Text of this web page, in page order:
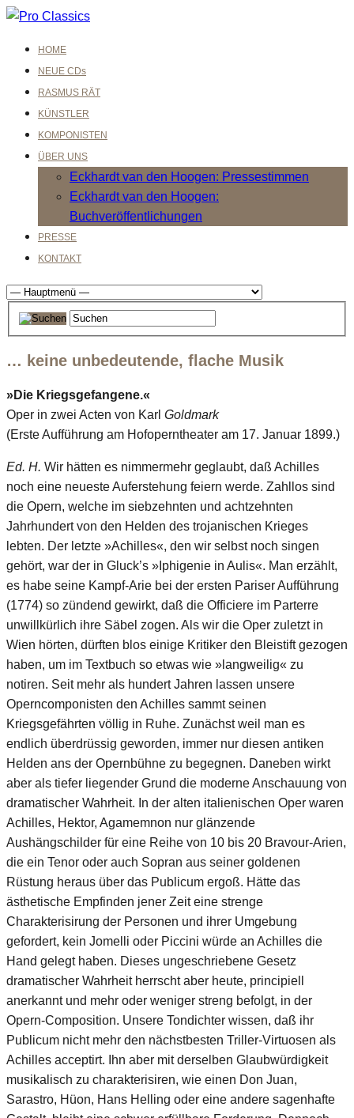
HOME
NEUE CDs
RASMUS RÄT
KÜNSTLER
KOMPONISTEN
ÜBER UNS
Eckhardt van den Hoogen: Pressestimmen
Eckhardt van den Hoogen:
Buchveröffentlichungen
PRESSE
KONTAKT
… keine unbedeutende, flache Musik
»Die Kriegsgefangene.«
Oper in zwei Acten von Karl Goldmark
(Erste Aufführung am Hofoperntheater am 17. Januar 1899.)
Ed. H. Wir hätten es nimmermehr geglaubt, daß Achilles
noch eine neueste Auferstehung feiern werde. Zahllos sind
die Opern, welche im siebzehnten und achtzehnten
Jahrhundert von den Helden des trojanischen Krieges
lebten. Der letzte »Achilles«, den wir selbst noch singen
gehört, war der in Gluck’s »Iphigenie in Aulis«. Man erzählt,
es habe seine Kampf-Arie bei der ersten Pariser Aufführung
(1774) so zündend gewirkt, daß die Officiere im Parterre
unwillkürlich ihre Säbel zogen. Als wir die Oper zuletzt in
Wien hörten, dürften blos einige Kritiker den Bleistift gezogen
haben, um im Textbuch so etwas wie »langweilig« zu
notiren. Seit mehr als hundert Jahren lassen unsere
Operncomponisten den Achilles sammt seinen
Kriegsgefährten völlig in Ruhe. Zunächst weil man es
endlich überdrüssig geworden, immer nur diesen antiken
Helden ans der Opernbühne zu begegnen. Daneben wirkt
aber als tiefer liegender Grund die moderne Anschauung von
dramatischer Wahrheit. In der alten italienischen Oper waren
Achilles, Hektor, Agamemnon nur glänzende
Aushängschilder für eine Reihe von 10 bis 20 Bravour-Arien,
die ein Tenor oder auch Sopran aus seiner goldenen
Rüstung heraus über das Publicum ergoß. Hätte das
ästhetische Empfinden jener Zeit eine strenge
Charakterisirung der Personen und ihrer Umgebung
gefordert, kein Jomelli oder Piccini würde an Achilles die
Hand gelegt haben. Dieses ungeschriebene Gesetz
dramatischer Wahrheit herrscht aber heute, principiell
anerkannt und mehr oder weniger streng befolgt, in der
Opern-Composition. Unsere Tondichter wissen, daß ihr
Publicum nicht mehr den nächstbesten Triller-Virtuosen als
Achilles acceptirt. Ihn aber mit derselben Glaubwürdigkeit
musikalisch zu charakterisiren, wie einen Don Juan,
Sarastro, Hüon, Hans Helling oder eine andere sagenhafte